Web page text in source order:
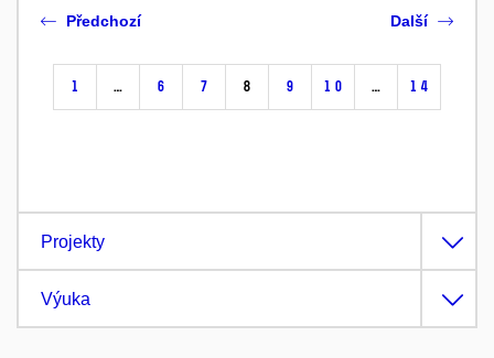
Předchozí
1 … 6 7 8 9 10 … 14
Další
Projekty
Výuka